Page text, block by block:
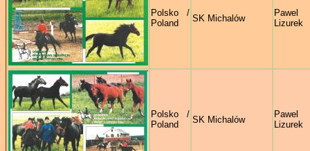
Polsko /
Poland
SK Michalów
Lizurek
Polsko /
Poland
SK Michalów
Lizurek